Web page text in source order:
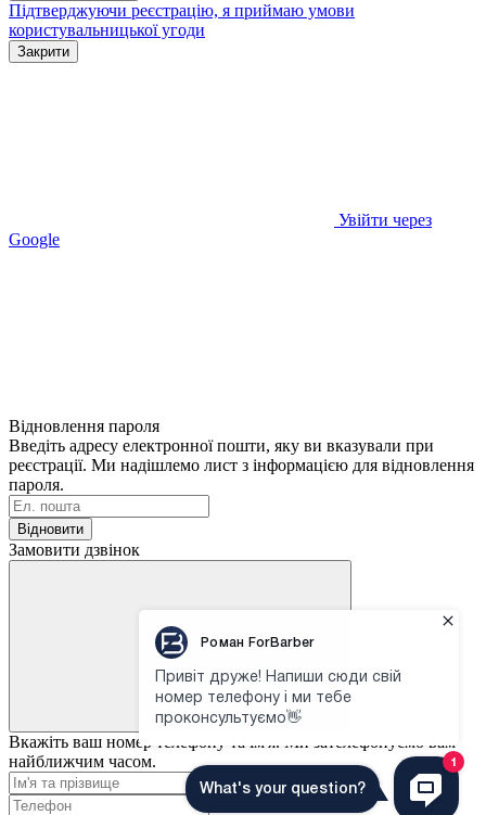
Підтверджуючи реєстрацію, я приймаю умови
користувальницької угоди
Закрити
Увійти через
Google
Відновлення пароля
Введіть адресу електронної пошти, яку ви вказували при
реєстрації. Ми надішлемо лист з інформацією для відновлення
пароля.
Відновити
Замовити дзвінок
Вкажіть ваш номер телефону та ім'я. Ми зателефонуємо вам
найближчим часом.